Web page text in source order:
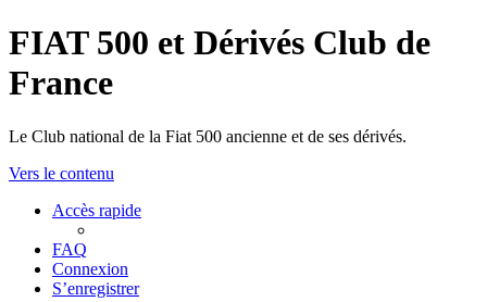
FIAT 500 et Dérivés Club de
France
Le Club national de la Fiat 500 ancienne et de ses dérivés.
Vers le contenu
Accès rapide
FAQ
Connexion
S’enregistrer